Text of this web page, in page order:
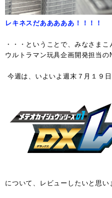
レキネスだあああああ！！！！
・・・ということで、みなさまこ
ウルトラマン玩具企画開発担当の
今週は、いよいよ週末７月１９
について、レビューしたいと思い